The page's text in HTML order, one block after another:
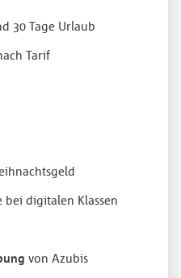
30 Tage Urlaub
Tarif
bei digitalen Klassen
von Azubis